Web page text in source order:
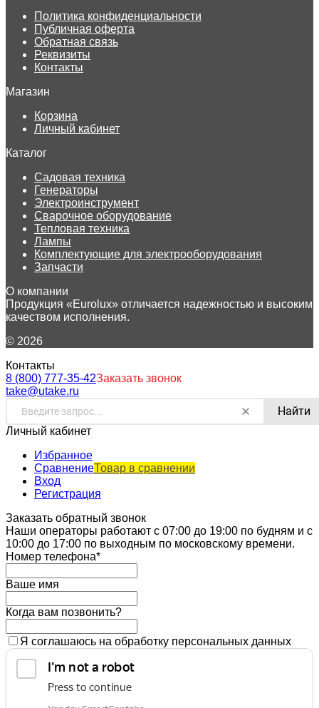
Политика конфиденциальности
Публичная оферта
Обратная связь
Реквизиты
Контакты
Магазин
Корзина
Личный кабинет
Каталог
Садовая техника
Генераторы
Электроинструмент
Сварочное оборудование
Тепловая техника
Лампы
Комплектующие для электрооборудования
Запчасти
О компании
Продукция «Eurolux» отличается надежностью и высоким
качеством исполнения.
© 2026
Контакты
8 (800) 777-35-42Заказать звонок
take@utake.ru
Найти
Личный кабинет
Избранное
СравнениеТовар в сравнении
Вход
Регистрация
Заказать обратный звонок
Наши операторы работают с 07:00 до 19:00 по будням и с
10:00 до 17:00 по выходным по московскому времени.
Номер телефона*
Ваше имя
Когда вам позвонить?
Я соглашаюсь на обработку персональных данных